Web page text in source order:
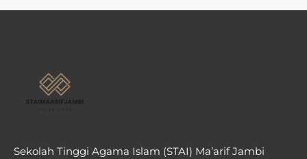
Sekolah Tinggi Agama Islam (STAI) Ma’arif Jambi